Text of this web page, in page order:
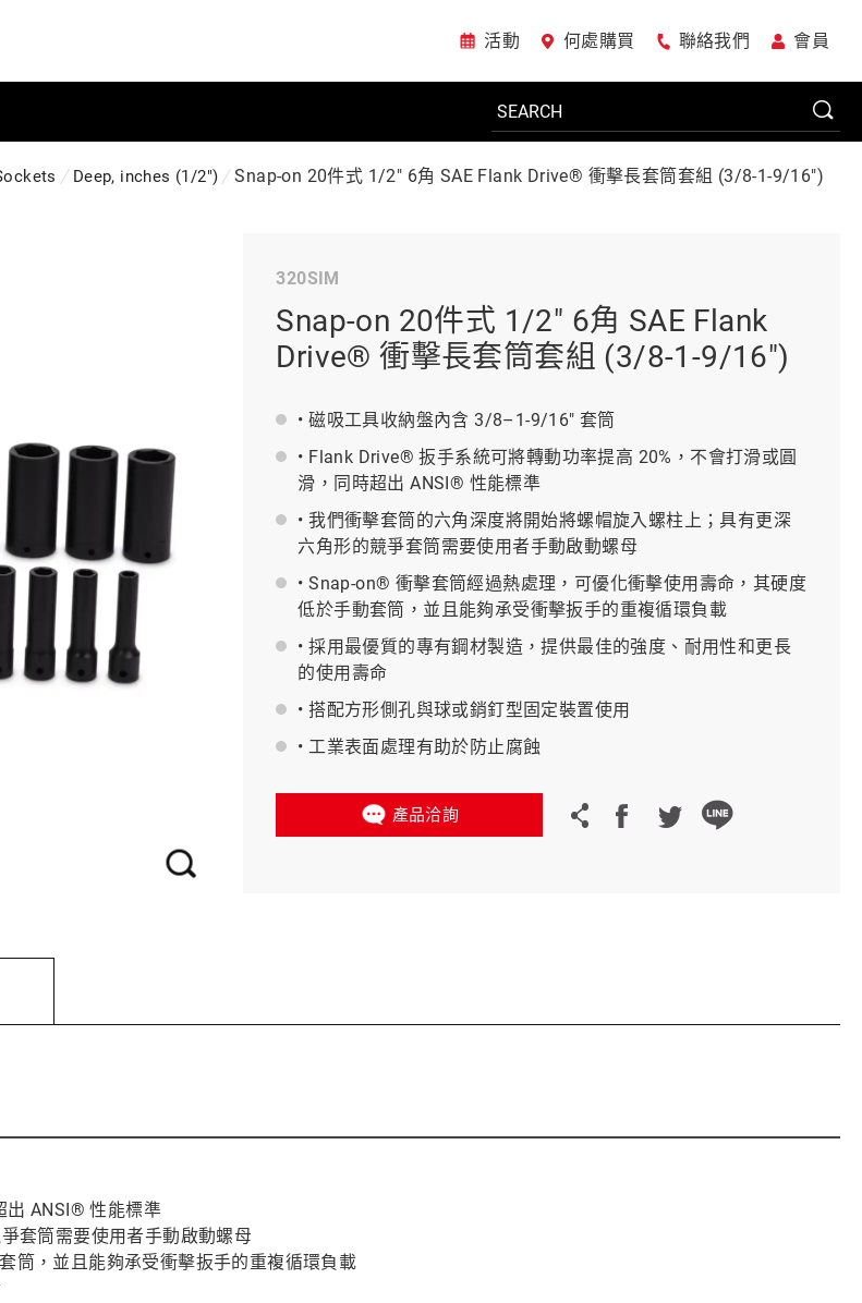
活動 何處購買 聯絡我們 會員
車廠專用工具
工業半導體 美國JohnBean設備
BAHCO 瑞典魚牌 義大利 Bike-Lift
Deep, inches (1/2") Snap-on 20件式 1/2" 6角 SAE Flank Drive® 衝擊長套筒套組 (3/8-1-9/16")
320SIM
Snap-on 20件式 1/2" 6角 SAE Flank
Drive® 衝擊長套筒套組 (3/8-1-9/16")
• 磁吸工具收納盤內含 3/8–1-9/16" 套筒
• Flank Drive® 扳手系統可將轉動功率提高 20%，不會打滑或圓
滑，同時超出 ANSI® 性能標準
• 我們衝擊套筒的六角深度將開始將螺帽旋入螺柱上；具有更深
六角形的競爭套筒需要使用者手動啟動螺母
• Snap-on® 衝擊套筒經過熱處理，可優化衝擊使用壽命，其硬度
低於手動套筒，並且能夠承受衝擊扳手的重複循環負載
• 採用最優質的專有鋼材製造，提供最佳的強度、耐用性和更長
的使用壽命
• 搭配方形側孔與球或銷釘型固定裝置使用
• 工業表面處理有助於防止腐蝕
產品洽詢
出 ANSI® 性能標準
套筒需要使用者手動啟動螺母
筒，並且能夠承受衝擊扳手的重複循環負載